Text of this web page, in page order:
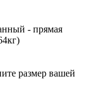
- прямая
размер вашей